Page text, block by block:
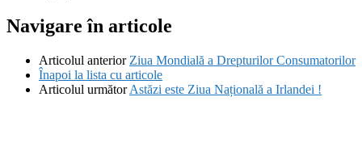
Navigare în articole
Articolul anterior Ziua Mondială a Drepturilor Consumatorilor
Înapoi la lista cu articole
Articolul următor Astăzi este Ziua Națională a Irlandei !